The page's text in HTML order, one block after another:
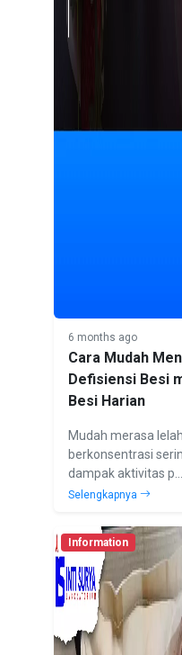
6 months ago
Cara Mudah
Defisiensi Besi
Besi Harian
Mudah merasa
berkonsentrasi
dampak aktivitas p...
Selengkapnya
Information